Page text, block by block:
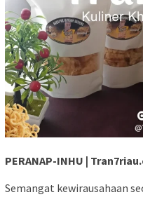
PERANAP-INHU |
Semangat kewirausahaan